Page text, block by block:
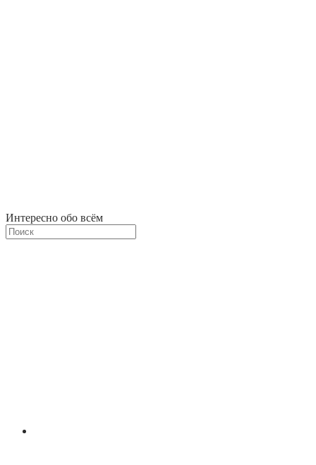
Интересно обо всём